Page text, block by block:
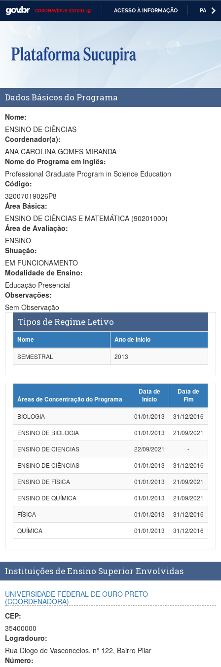
CORONAVÍRUS (COVID-19) ACESSO À INFORMAÇÃO
Casa Civil
Ministério da Defesa
Ministério da Economia
Ministério da Infraestrutura
Ministério da Educação
Ministério da Cidadania
Ministério da Saúde
Ministério de Minas e Energia
Ministério da Ciência, Tecnologia, Inovações e Comunicações
Ministério do Meio Ambiente
Ministério do Turismo
Ministério do Desenvolvimento Regional
Controladoria-Geral da União
Ministério da Mulher, da Família e dos Direitos Humanos
Banco Central do Brasil
Planalto
Dados Básicos do Programa
Nome:
ENSINO DE CIÊNCIAS
Coordenador(a):
ANA CAROLINA GOMES MIRANDA
Nome do Programa em Inglês:
Professional Graduate Program in Science Education
Código:
32007019026P8
Área Básica:
ENSINO DE CIÊNCIAS E MATEMÁTICA (90201000)
Área de Avaliação:
ENSINO
Situação:
EM FUNCIONAMENTO
Modalidade de Ensino:
Educação Presencial
Observações:
Sem Observação
Tipos de Regime Letivo
Nome
Ano de Início
SEMESTRAL
2013
Áreas de Concentração do Programa
Data de
Início
Data de
Fim
BIOLOGIA
01/01/2013
31/12/2016
ENSINO DE BIOLOGIA
01/01/2013
21/09/2021
ENSINO DE CIENCIAS
22/09/2021
-
ENSINO DE CIÊNCIAS
01/01/2013
31/12/2016
ENSINO DE FÍSICA
01/01/2013
21/09/2021
ENSINO DE QUÍMICA
01/01/2013
21/09/2021
FÍSICA
01/01/2013
31/12/2016
QUÍMICA
01/01/2013 31/12/2016
Instituições de Ensino Superior Envolvidas
UNIVERSIDADE FEDERAL DE OURO PRETO
(COORDENADORA)
CEP:
35400000
Logradouro:
Rua Diogo de Vasconcelos, nº 122, Bairro Pilar
Número: